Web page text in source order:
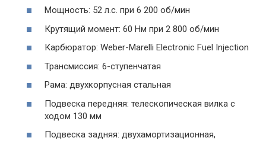
Мощность: 52 л.с. при 6 200 об/мин
Крутящий момент: 60 Нм при 2 800 об/мин
Карбюратор: Weber-Marelli Electronic Fuel Injection
Трансмиссия: 6-ступенчатая
Рама: двухкорпусная стальная
Подвеска передняя: телескопическая вилка с
ходом 130 мм
Подвеска задняя: двухамортизационная,